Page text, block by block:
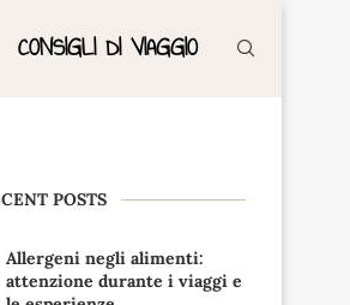
CONSIGLI DI VIAGGIO
POSTS
Allergeni negli alimenti:
attenzione durante i viaggi e